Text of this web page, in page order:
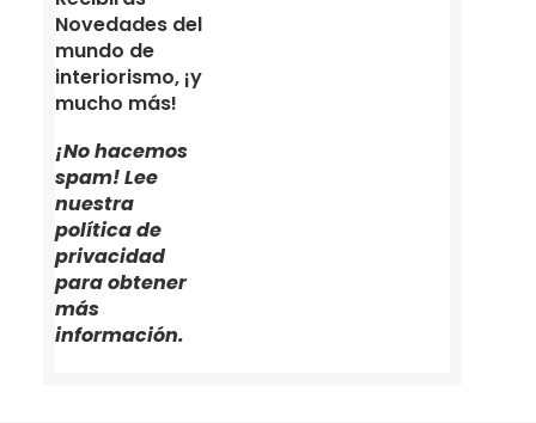
Novedades del
mundo de
interiorismo, ¡y
mucho más!
¡No hacemos
spam! Lee
nuestra
política de
privacidad
para obtener
más
información.